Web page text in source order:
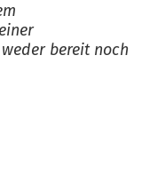
bereit noch